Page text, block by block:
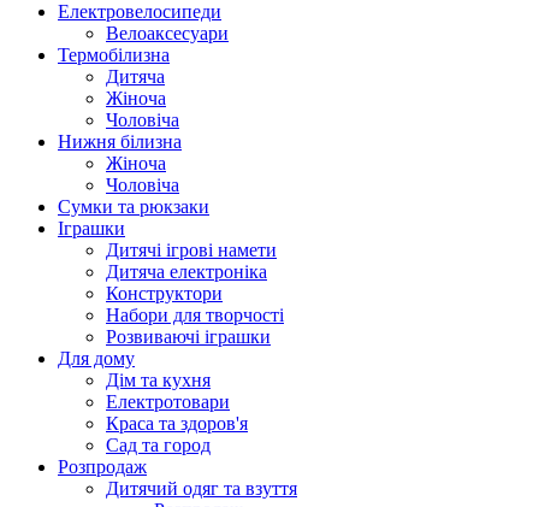
Електровелосипеди
Велоаксесуари
Термобілизна
Дитяча
Жіноча
Чоловіча
Нижня білизна
Жіноча
Чоловіча
Сумки та рюкзаки
Іграшки
Дитячі ігрові намети
Дитяча електроніка
Конструктори
Набори для творчості
Розвиваючі іграшки
Для дому
Дім та кухня
Електротовари
Краса та здоров'я
Сад та город
Розпродаж
Дитячий одяг та взуття